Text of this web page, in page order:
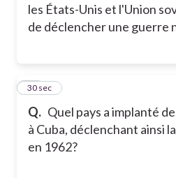
les États-Unis et l'Union
de déclencher une guerre
Q. Quel pays a implanté
à Cuba, déclenchant ainsi
en 1962?
27
30 sec